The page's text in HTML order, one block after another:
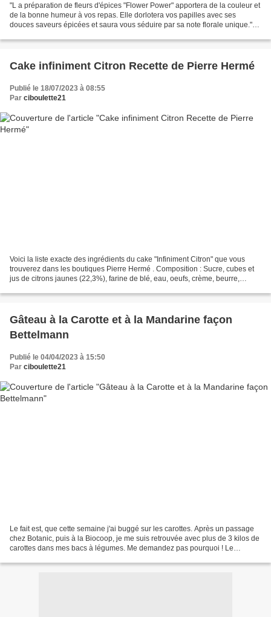
"L a préparation de fleurs d'épices "Flower Power" apportera de la couleur et
de la bonne humeur à vos repas. Elle dorlotera vos papilles avec ses
douces saveurs épicées et saura vous séduire par sa note florale unique."
Cake infiniment Citron Recette de Pierre Hermé
Publié le 18/07/2023 à 08:55
Par ciboulette21
Voici la liste exacte des ingrédients du cake "Infiniment Citron" que vous
trouverez dans les boutiques Pierre Hermé . Composition : Sucre, cubes et
jus de citrons jaunes (22,3%), farine de blé, eau, oeufs, crème, beurre,
Gâteau à la Carotte et à la Mandarine façon
Bettelmann
Publié le 04/04/2023 à 15:50
Par ciboulette21
Le fait est, que cette semaine j'ai buggé sur les carottes. Après un passage
chez Botanic, puis à la Biocoop, je me suis retrouvée avec plus de 3 kilos de
carottes dans mes bacs à légumes. Me demandez pas pourquoi ! Le